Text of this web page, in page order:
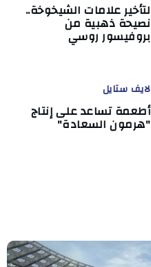
لتأخير علامات الشيخوخة..
نصيحة ذهبية من
بروفيسور روسي
لايف ستايل
أطعمة تساعد على إنتاج
"هرمون السعادة"